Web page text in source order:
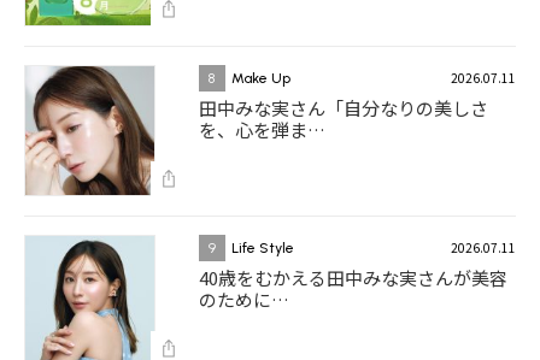
8 Make Up 2026.07.11
田中みな実さん「自分なりの美しさ
を、心を弾ま…
9 Life Style 2026.07.11
40歳をむかえる田中みな実さんが美容
のために…